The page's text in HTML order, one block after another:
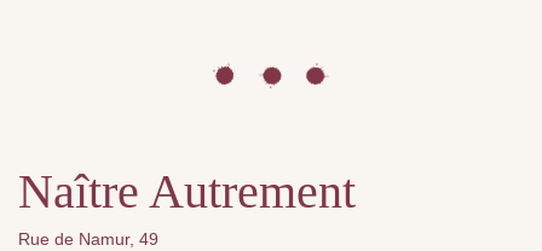
Naître Autrement
Rue de Namur, 49